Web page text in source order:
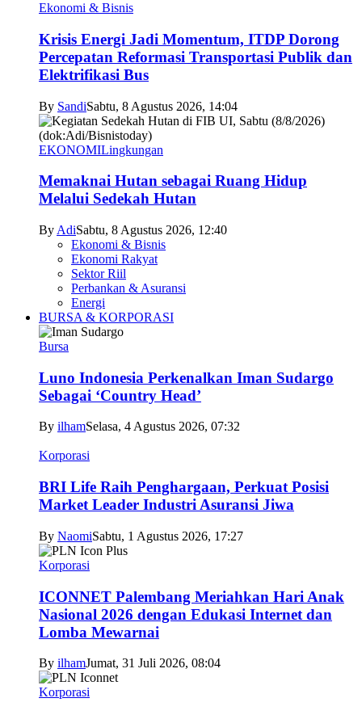
Ekonomi & Bisnis
Krisis Energi Jadi Momentum, ITDP Dorong
Percepatan Reformasi Transportasi Publik dan
Elektrifikasi Bus
By SandiSabtu, 8 Agustus 2026, 14:04
EKONOMILingkungan
Memaknai Hutan sebagai Ruang Hidup
Melalui Sedekah Hutan
By AdiSabtu, 8 Agustus 2026, 12:40
Ekonomi & Bisnis
Ekonomi Rakyat
Sektor Riil
Perbankan & Asuransi
Energi
BURSA & KORPORASI
Bursa
Luno Indonesia Perkenalkan Iman Sudargo
Sebagai ‘Country Head’
By ilhamSelasa, 4 Agustus 2026, 07:32
Korporasi
BRI Life Raih Penghargaan, Perkuat Posisi
Market Leader Industri Asuransi Jiwa
By NaomiSabtu, 1 Agustus 2026, 17:27
Korporasi
ICONNET Palembang Meriahkan Hari Anak
Nasional 2026 dengan Edukasi Internet dan
Lomba Mewarnai
By ilhamJumat, 31 Juli 2026, 08:04
Korporasi